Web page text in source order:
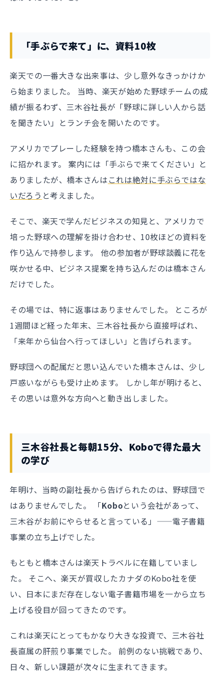
「手ぶらで来て」に、資料10枚
楽天での一番大きな出来事は、少し意外なきっかけか
ら始まりました。 当時、楽天が始めた野球チームの成
績が振るわず、三木谷社長が「野球に詳しい人から話
を聞きたい」とランチ会を開いたのです。
アメリカでプレーした経験を持つ橋本さんも、この会
に招かれます。 案内には「手ぶらで来てください」と
ありましたが、橋本さんは これは絶対に手ぶらではな
いだろう と考えました。
そこで、楽天で学んだビジネスの知見と、アメリカで
培った野球への理解を掛け合わせ、10枚ほどの資料を
作り込んで持参します。 他の参加者が野球談義に花を
咲かせる中、ビジネス提案を持ち込んだのは橋本さん
だけでした。
その場では、特に返事はありませんでした。 ところが
1週間ほど経った年末、三木谷社長から直接呼ばれ、
「来年から仙台へ行ってほしい」と告げられます。
野球団への配属だと思い込んでいた橋本さんは、少し
戸惑いながらも受け止めます。 しかし年が明けると、
その思いは意外な方向へと動き出しました。
三木谷社長と毎朝15分、Koboで得た最大
の学び
年明け、当時の副社長から告げられたのは、野球団で
はありませんでした。 「Koboという会社があって、
三木谷がお前にやらせると言っている」——電子書籍
事業の立ち上げでした。
もともと橋本さんは楽天トラベルに在籍していまし
た。 そこへ、楽天が買収したカナダのKobo社を使
い、日本にまだ存在しない電子書籍市場を一から立ち
上げる役目が回ってきたのです。
これは楽天にとってもかなり大きな投資で、三木谷社
長直属の肝煎り事業でした。 前例のない挑戦であり、
日々、新しい課題が次々に生まれてきます。